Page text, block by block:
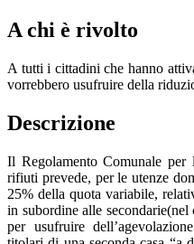
A chi è rivolto
A tutti i cittadini che hanno
vorrebbero usufruire della
Descrizione
Il Regolamento Comunale per
rifiuti prevede, per le utenze
25% della quota variabile,
in subordine alle
per usufruire